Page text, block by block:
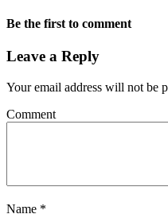
Be the first to comment
Leave a Reply
Your email address will not be
Comment
Name *